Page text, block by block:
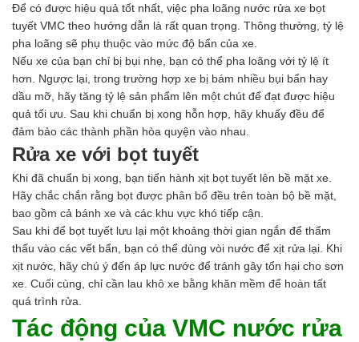
VMC GROUP
Ngành Hóa Chất
Tẩy Rửa Diệt Khuẩn
Ngành Thực Phẩm
Ngành Nông Nghiệp
Ngành Thủy Sản
Ngành Môi Trường
Ngành Nhựa
Ngành Xây Dựng
Ngành Cao Su
Ngành Xi Mạ
Ngành Thủy Tinh
Ngành Dệt Nhuộm
Ngành Sơn
Ngành In Ấn Bao Bì
Ngành Gốm Sứ
Ngành Gỗ
Ngành Mỹ Phẩm
Ngành Hóa Dầu
Để có được hiệu quả tốt nhất, việc pha loãng nước rửa xe bọt
tuyết VMC theo hướng dẫn là rất quan trọng. Thông thường, tỷ lệ
pha loãng sẽ phụ thuộc vào mức độ bẩn của xe.
Nếu xe của bạn chỉ bị bụi nhẹ, bạn có thể pha loãng với tỷ lệ ít
hơn. Ngược lại, trong trường hợp xe bị bám nhiều bụi bẩn hay
dầu mỡ, hãy tăng tỷ lệ sản phẩm lên một chút để đạt được hiệu
quả tối ưu. Sau khi chuẩn bị xong hỗn hợp, hãy khuấy đều để
đảm bảo các thành phần hòa quyện vào nhau.
Rửa xe với bọt tuyết
Khi đã chuẩn bị xong, bạn tiến hành xịt bọt tuyết lên bề mặt xe.
Hãy chắc chắn rằng bọt được phân bổ đều trên toàn bộ bề mặt,
bao gồm cả bánh xe và các khu vực khó tiếp cận.
Sau khi để bọt tuyết lưu lại một khoảng thời gian ngắn để thẩm
thấu vào các vết bẩn, bạn có thể dùng vòi nước để xịt rửa lại. Khi
xịt nước, hãy chú ý đến áp lực nước để tránh gây tổn hại cho sơn
xe. Cuối cùng, chỉ cần lau khô xe bằng khăn mềm để hoàn tất
quá trình rửa.
Tác động của VMC nước rửa